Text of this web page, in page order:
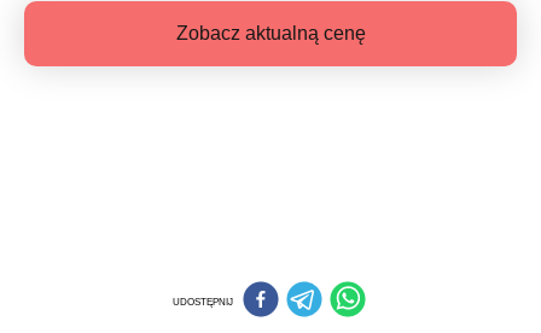
Zobacz aktualną cenę
UDOSTĘPNIJ